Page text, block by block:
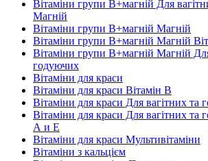
Вітаміни групи В+магній Для
Магній
Вітаміни групи В+магній Магній
Вітаміни групи В+магній Магній
Вітаміни групи В+магній Магній
годуючих
Вітаміни для краси
Вітаміни для краси Вітамін B
Вітаміни для краси Для вагітних та
Вітаміни для краси Для вагітних та
А и E
Вітаміни для краси Мультивітаміни
Вітаміни з кальцієм